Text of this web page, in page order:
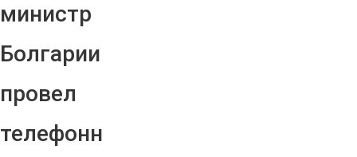
министр
Болгарии
провел
телефонн